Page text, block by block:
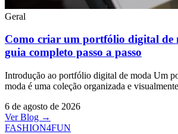
Geral
Como criar um portfólio digital de
guia completo passo a passo
Introdução ao portfólio digital de moda Um
moda é uma coleção organizada e
6 de agosto de 2026
Ver Blog →
FASHION4FUN